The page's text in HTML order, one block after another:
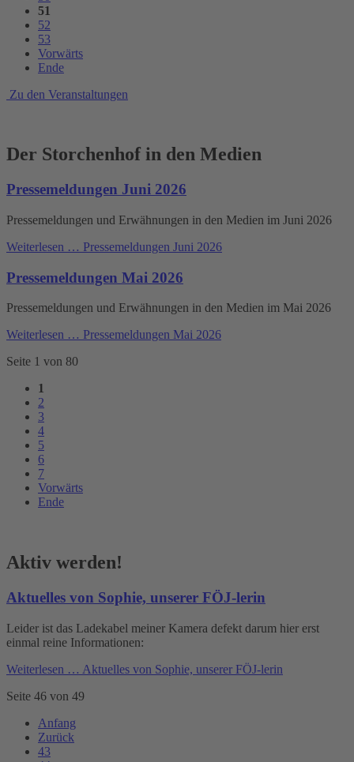
51
52
53
Vorwärts
Ende
Zu den Veranstaltungen
Der Storchenhof in den Medien
Pressemeldungen Juni 2026
Pressemeldungen und Erwähnungen in den Medien im Juni 2026
Weiterlesen … Pressemeldungen Juni 2026
Pressemeldungen Mai 2026
Pressemeldungen und Erwähnungen in den Medien im Mai 2026
Weiterlesen … Pressemeldungen Mai 2026
Seite 1 von 80
1
2
3
4
5
6
7
Vorwärts
Ende
Aktiv werden!
Aktuelles von Sophie, unserer FÖJ-lerin
Leider ist das Ladekabel meiner Kamera defekt darum hier erst
einmal reine Informationen:
Weiterlesen … Aktuelles von Sophie, unserer FÖJ-lerin
Seite 46 von 49
Anfang
Zurück
43